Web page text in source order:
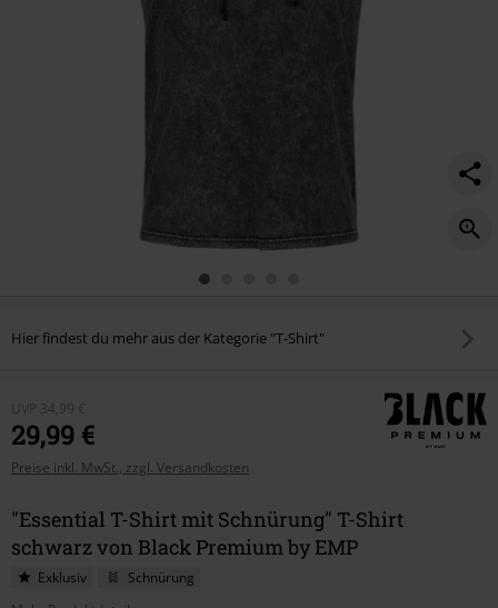
Hier findest du mehr aus der Kategorie "T-Shirt"
UVP 34,99 €
29,99 €
Preise inkl. MwSt., zzgl. Versandkosten
"Essential T-Shirt mit Schnürung" T-Shirt
schwarz von Black Premium by EMP
Exklusiv
Schnürung